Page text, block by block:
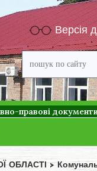
Версія
правові
ОБЛАСТІ >